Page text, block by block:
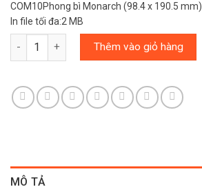
COM10Phong bì Monarch (98.4 x 190.5 mm)
In file tối đa:2 MB
Số lượng Thêm vào giỏ hàng
MÔ TẢ